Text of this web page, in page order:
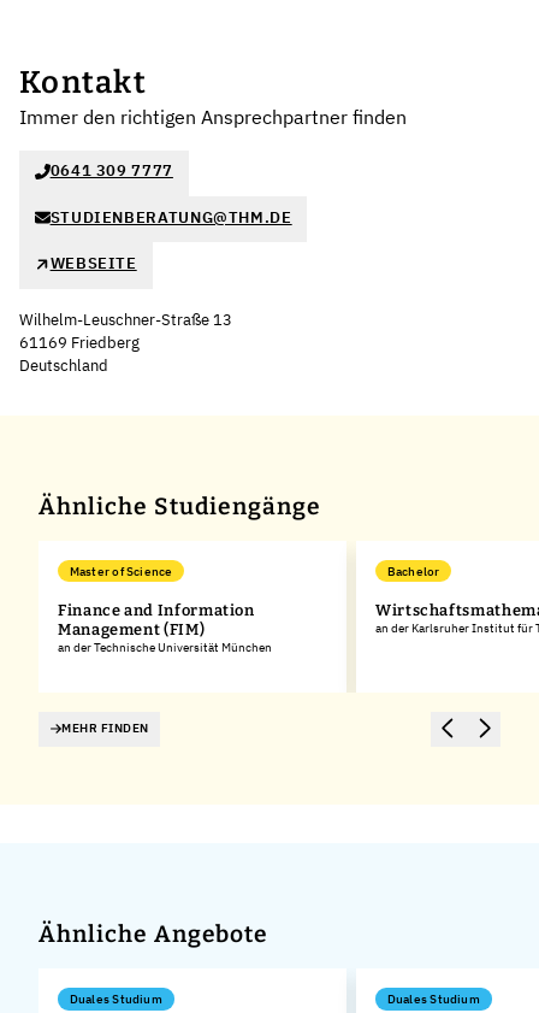
Kontakt
Immer den richtigen Ansprechpartner finden
0641 309 7777
STUDIENBERATUNG@THM.DE
WEBSEITE
Wilhelm-Leuschner-Straße 13
61169 Friedberg
Deutschland
Ähnliche Studiengänge
Master of Science
Finance and Information
Management (FIM)
an der Technische Universität München
Bachelor
an der Karlsruher Institut für
MEHR FINDEN
Ähnliche Angebote
Duales Studium Duales Studium